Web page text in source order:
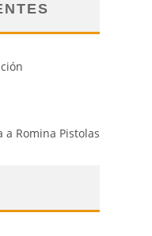
a Romina Pistolas